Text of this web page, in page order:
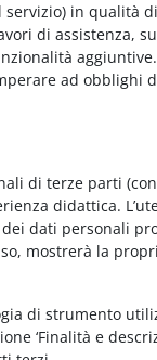
in qualità
di assistenza,
aggiuntive.
ad obblighi
di terze parti (con
didattica.
dati personali
mostrerà la
di strumento
‘Finalità e